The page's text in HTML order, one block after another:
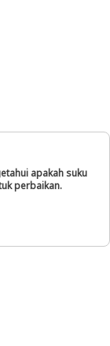
apakah suku
perbaikan.